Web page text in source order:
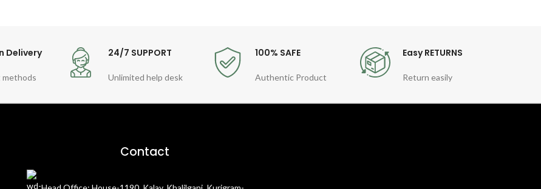
Delivery
methods
24/7 SUPPORT
Unlimited help desk
100% SAFE
Authentic Product
Easy RETURNS
Return easily
Contact